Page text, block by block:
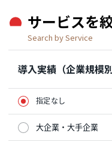
サービスを
Search by Service
導入実績（企業規模別
指定なし
大企業・大手企業